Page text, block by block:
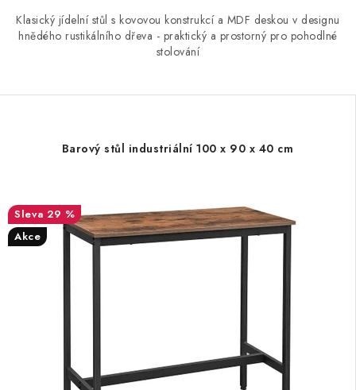
Klasický jídelní stůl s kovovou konstrukcí a MDF deskou v designu
hnědého rustikálního dřeva - praktický a prostorný pro pohodlné
stolování
Barový stůl industriální 100 x 90 x 40 cm
29 %
Akce